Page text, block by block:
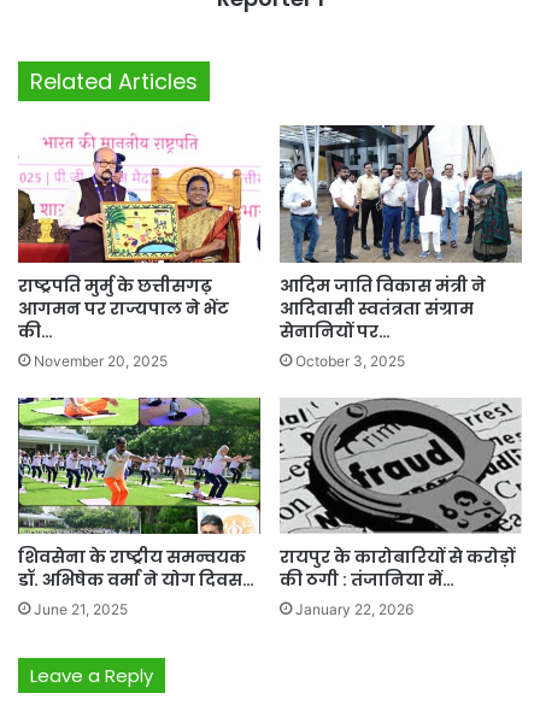
Related Articles
राष्ट्रपति मुर्मु के छत्तीसगढ़
आगमन पर राज्यपाल ने भेंट
की…
November 20, 2025
आदिम जाति विकास मंत्री ने
आदिवासी स्वतंत्रता संग्राम
सेनानियों पर…
October 3, 2025
शिवसेना के राष्ट्रीय समन्वयक
डॉ. अभिषेक वर्मा ने योग दिवस…
June 21, 2025
रायपुर के कारोबारियों से करोड़ों
की ठगी : तंजानिया में…
January 22, 2026
Leave a Reply